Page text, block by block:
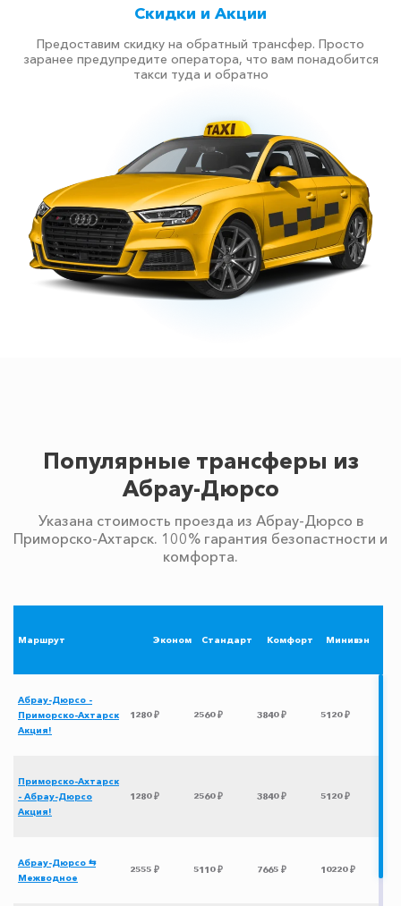
Скидки и Акции
Предоставим скидку на обратный трансфер. Просто
заранее предупредите оператора, что вам понадобится
такси туда и обратно
Популярные трансферы из
Абрау-Дюрсо
Указана стоимость проезда из Абрау-Дюрсо в
Приморско-Ахтарск. 100% гарантия безопастности и
комфорта.
Маршрут Эконом Стандарт Комфорт Минивэн
Абрау-Дюрсо -
Приморско-Ахтарск
Акция!
1280 ₽ 2560 ₽ 3840 ₽ 5120 ₽
Приморско-Ахтарск
- Абрау-Дюрсо
Акция!
1280 ₽ 2560 ₽ 3840 ₽ 5120 ₽
Абрау-Дюрсо ⇆
Межводное
2555 ₽ 5110 ₽ 7665 ₽ 10220 ₽